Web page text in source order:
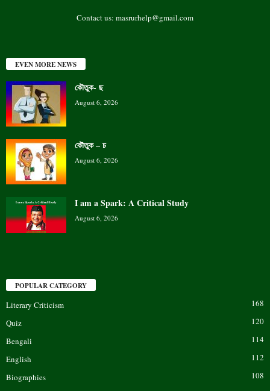
Contact us: masrurhelp@gmail.com
EVEN MORE NEWS
কৌতুক- ছ
August 6, 2026
কৌতুক – চ
August 6, 2026
I am a Spark: A Critical Study
August 6, 2026
POPULAR CATEGORY
Literary Criticism
168
Quiz
120
Bengali
114
English
112
Biographies
108